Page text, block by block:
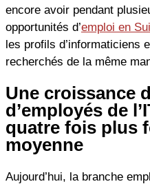
encore avoir pendant
opportunités d’emploi en
les profils d’informaticiens
recherchés de la même
Une croissance
d’employés de
quatre fois plus
moyenne
Aujourd’hui, la branche